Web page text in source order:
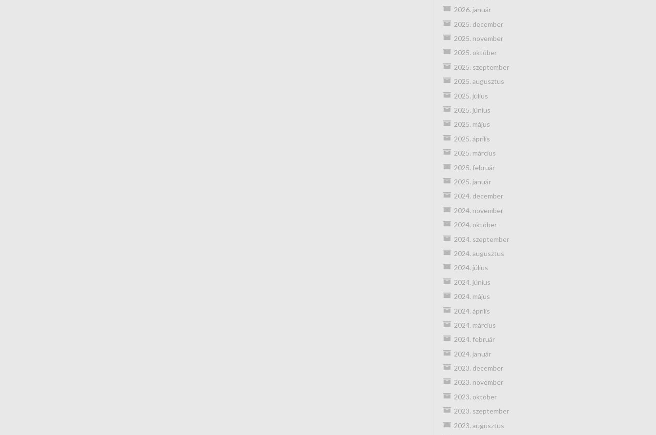
2026. január
2025. december
2025. november
2025. október
2025. szeptember
2025. augusztus
2025. július
2025. június
2025. május
2025. április
2025. március
2025. február
2025. január
2024. december
2024. november
2024. október
2024. szeptember
2024. augusztus
2024. július
2024. június
2024. május
2024. április
2024. március
2024. február
2024. január
2023. december
2023. november
2023. október
2023. szeptember
2023. augusztus